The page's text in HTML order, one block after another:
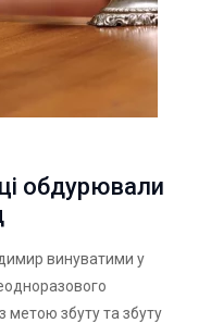
обдурювали
винуватими у
метою збуту та збуту